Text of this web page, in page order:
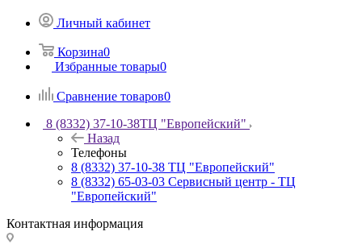
Личный кабинет
Корзина0
Избранные товары0
Сравнение товаров0
8 (8332) 37-10-38ТЦ "Европейский"
Назад
Телефоны
8 (8332) 37-10-38 ТЦ "Европейский"
8 (8332) 65-03-03 Сервисный центр - ТЦ
"Европейский"
Контактная информация